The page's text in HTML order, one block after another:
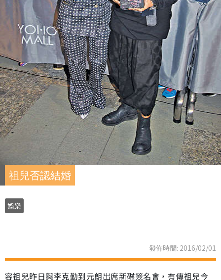
祖兒否認結婚
娛樂
發佈時間: 2016/02/01
容祖兒昨日與李克勤到元朗出席新碟簽名會，有傳祖兒今